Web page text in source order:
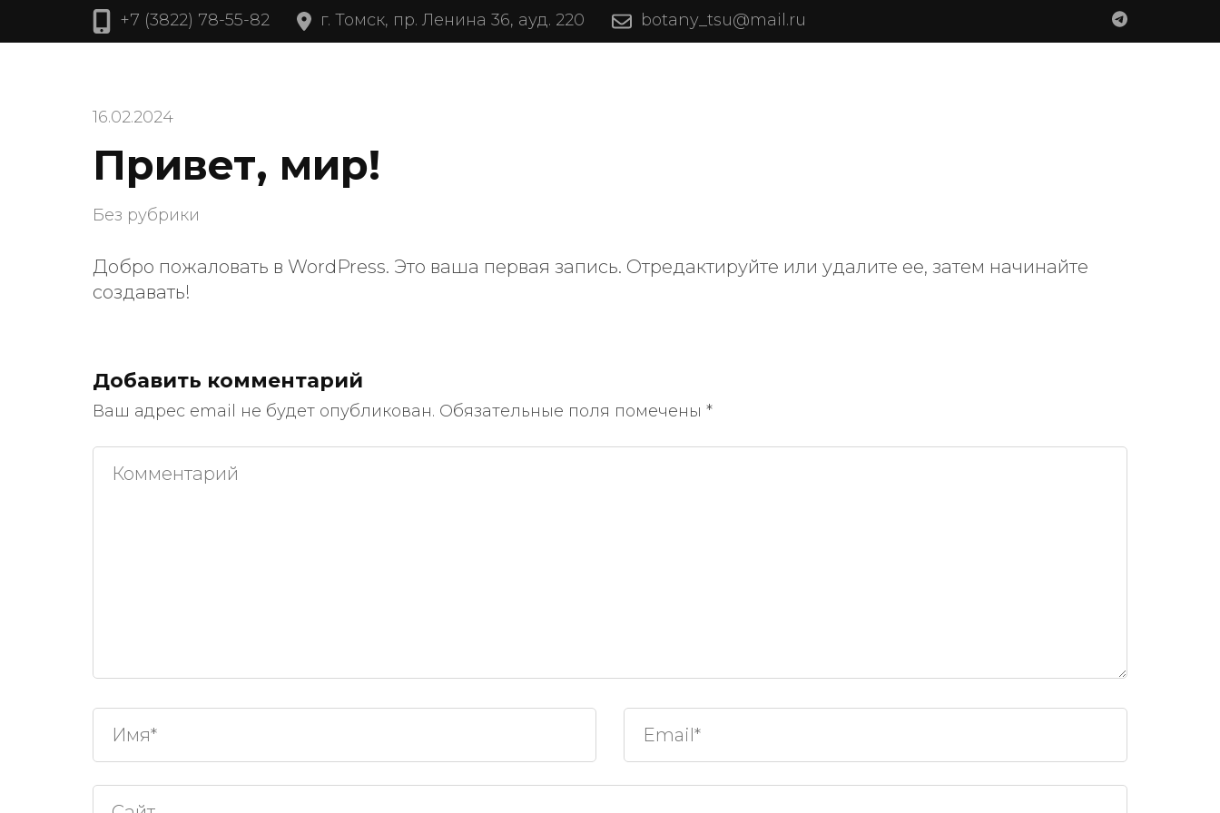
к
+7 (3822) 78-55-82 г. Томск, пр. Ленина 36, ауд. 220 botany_tsu@mail.ru
16.02.2024
Привет, мир!
Без рубрики
Добро пожаловать в WordPress. Это ваша первая запись. Отредактируйте или удалите ее, затем начинайте
создавать!
Добавить комментарий
Ваш адрес email не будет опубликован. Обязательные поля помечены *